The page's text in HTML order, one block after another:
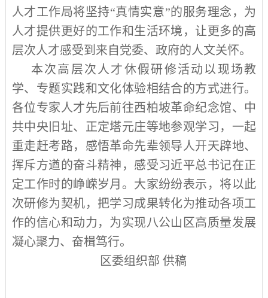
人才工作局将坚持“真情实意”的服务理念，为
人才提供更好的工作和生活环境，让更多的高
层次人才感受到来自党委、政府的人文关怀。
本次高层次人才休假研修活动以现场教
学、专题实践和文化体验相结合的方式进行。
各位专家人才先后前往西柏坡革命纪念馆、中
共中央旧址、正定塔元庄等地参观学习，一起
重走赶考路，感悟革命先辈领导人开天辟地、
挥斥方遒的奋斗精神，感受习近平总书记在正
定工作时的峥嵘岁月。大家纷纷表示，将以此
次研修为契机，把学习成果转化为推动各项工
作的信心和动力，为实现八公山区高质量发展
凝心聚力、奋楫笃行。
区委组织部 供稿